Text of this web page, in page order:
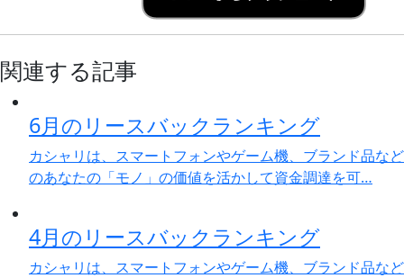
関連する記事
6月のリースバックランキング
カシャリは、スマートフォンやゲーム機、ブランド品など
のあなたの「モノ」の価値を活かして資金調達を可…
4月のリースバックランキング
カシャリは、スマートフォンやゲーム機、ブランド品など